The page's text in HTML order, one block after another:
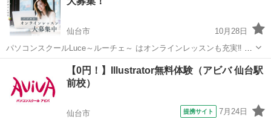
をピックアップしているため、 「...
仙台市
10月28日
パソコンスクールLuce～ルーチェ～ はオンラインレッスンも充実‼︎ ・
WEBデザイン ・WEBサイト制作 ・３Dグラフィック ・CAD その他オ
ンラインレッスン取り扱っております！ 学ばれたい、身につけ...
Illustrator オンライン
【0円！】Illustrator無料体験（アビバ 仙台駅
前校）
仙台市 提携サイト 7月24日